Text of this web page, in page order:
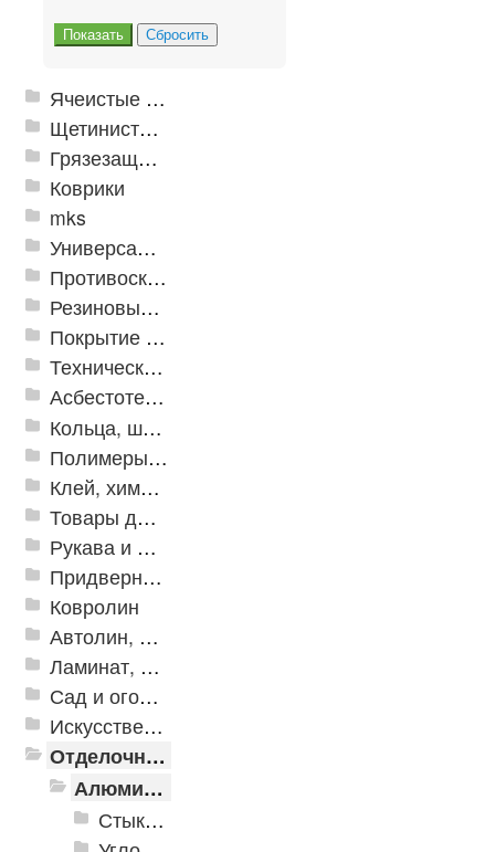
Ячеистые грязезащитные покрытия
Щетинистые покрытия
Грязезащитные, влаговпитывающие покрытия
Коврики
mks
Универсальные модульные покрытия
Противоскользящая защита для лестниц, профили, ленты
Резиновые и ПВХ дорожки
Покрытие из резиновой крошки
Техническая резина
Асбестотехнические и теплоизоляционные материалы
Кольца, шайбы, манжеты
Полимеры и пластики
Клей, химия, сопутствующие товары
Товары для дома
Рукава и шланги промышленные
Придверные решетки
Ковролин
Автолин, Транслин, Линолеум
Ламинат, Кварцвиниловая плитка SPC
Сад и огород
Искусственная трава
Отделочные профили
Алюминиевые пороги
Стыкоперекрывающие алюминиевые пороги